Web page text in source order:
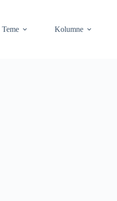
Teme Kolumne